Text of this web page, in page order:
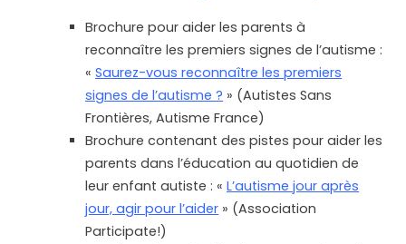
Brochure pour aider les parents à
reconnaître les premiers signes de l’autisme :
«Saurez-vous reconnaître les premiers
signes de l’autisme ? » (Autistes Sans
Frontières, Autisme France)
Brochure contenant des pistes pour aider les
parents dans l’éducation au quotidien de
leur enfant autiste : «L’autisme jour après
jour, agir pour l’aider » (Association
Participate!)